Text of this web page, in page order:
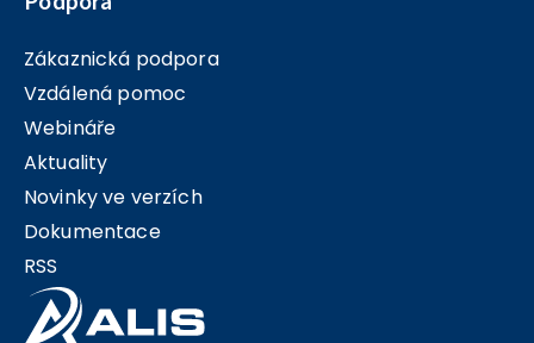
Zákaznická podpora
Vzdálená pomoc
Webináře
Aktuality
Novinky ve verzích
Dokumentace
RSS